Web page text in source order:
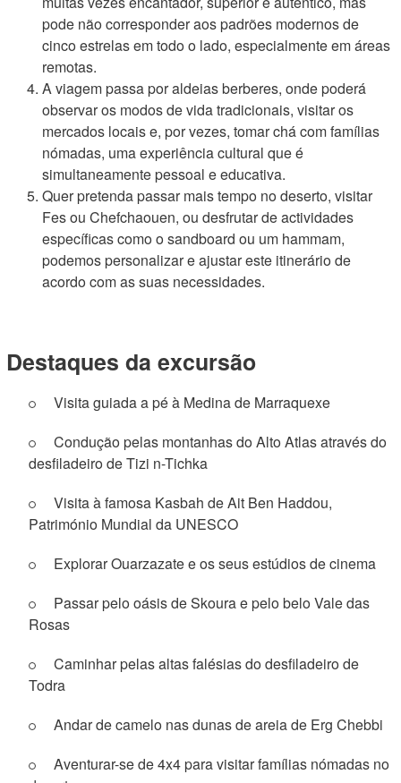
pode não corresponder aos padrões modernos de
cinco estrelas em todo o lado, especialmente em áreas
remotas.
A viagem passa por aldeias berberes, onde poderá
observar os modos de vida tradicionais, visitar os
mercados locais e, por vezes, tomar chá com famílias
nómadas, uma experiência cultural que é
simultaneamente pessoal e educativa.
Quer pretenda passar mais tempo no deserto, visitar
Fes ou Chefchaouen, ou desfrutar de actividades
específicas como o sandboard ou um hammam,
podemos personalizar e ajustar este itinerário de
acordo com as suas necessidades.
Destaques da excursão
Visita guiada a pé à Medina de Marraquexe
Condução pelas montanhas do Alto Atlas através do
desfiladeiro de Tizi n-Tichka
Visita à famosa Kasbah de Ait Ben Haddou,
Património Mundial da UNESCO
Explorar Ouarzazate e os seus estúdios de cinema
Passar pelo oásis de Skoura e pelo belo Vale das
Rosas
Caminhar pelas altas falésias do desfiladeiro de
Todra
Andar de camelo nas dunas de areia de Erg Chebbi
Aventurar-se de 4x4 para visitar famílias nómadas no